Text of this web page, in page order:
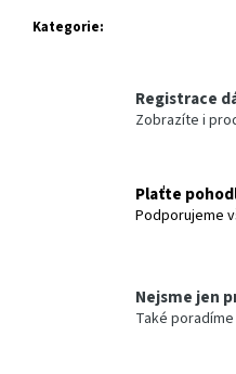
Kategorie:
Registrace
Zobrazíte i
Plaťte
Podporujeme
Nejsme jen
Také